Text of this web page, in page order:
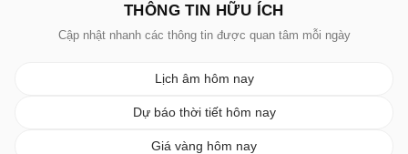
THÔNG TIN HỮU ÍCH
Cập nhật nhanh các thông tin được quan tâm mỗi ngày
Lịch âm hôm nay
Dự báo thời tiết hôm nay
Giá vàng hôm nay